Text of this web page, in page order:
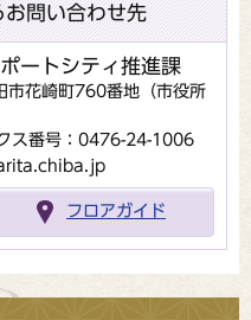
問い合わせ先
ートシティ推進課
花崎町760番地（市役所
ス番号：0476-24-1006
フロアガイド